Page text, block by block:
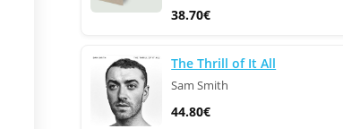
38.70€
The Thrill of It All
Sam Smith
44.80€